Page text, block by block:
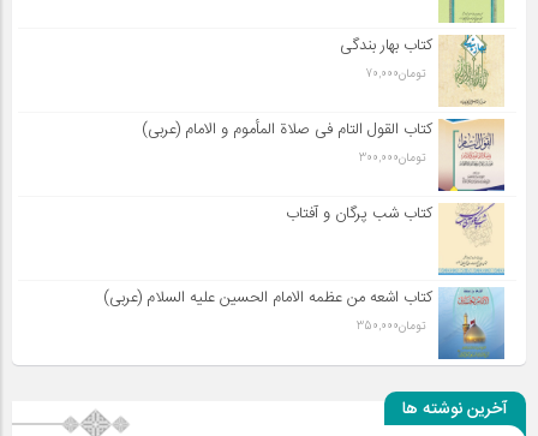
کتاب بهار بندگی
تومان70,000
کتاب القول التام فی صلاة المأموم و الامام (عربی)
تومان300,000
کتاب شب پرگان و آفتاب
کتاب اشعه من عظمه الامام الحسین علیه السلام (عربی)
تومان350,000
آخرین نوشته ها